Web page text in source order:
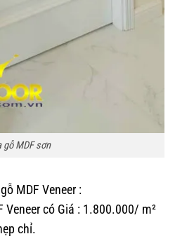
gỗ MDF sơn
MDF Veneer :
Veneer có Giá : 1.800.000/ m²
chỉ.